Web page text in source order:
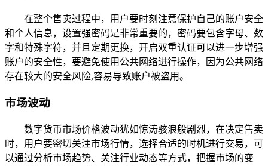
在整个售卖过程中，用户要时刻注意保护自己的账户安全
和个人信息，设置强密码是非常重要的，密码要包含字母、数
字和特殊字符，并且定期更换，开启双重认证可以进一步增强
账户的安全性，要避免使用公共网络进行操作，因为公共网络
存在较大的安全风险,容易导致账户被盗用。
市场波动
数字货币市场价格波动犹如惊涛骇浪般剧烈，在决定售卖
时，用户要密切关注市场行情，选择合适的时机进行交易，可
以通过分析市场趋势、关注行业动态等方式，把握市场的变